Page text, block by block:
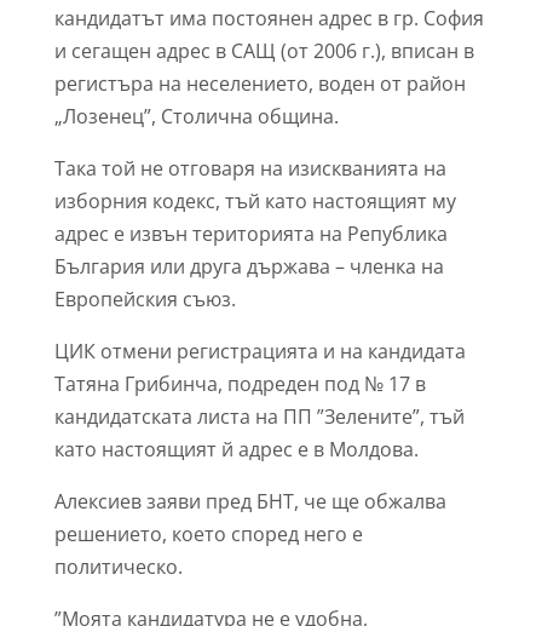
кандидатът има постоянен адрес в гр. София
и сегащен адрес в САЩ (от 2006 г.), вписан в
регистъра на неселението, воден от район
„Лозенец”, Столична община.
Така той не отговаря на изискванията на
изборния кодекс, тъй като настоящият му
адрес е извън територията на Република
България или друга държава – членка на
Европейския съюз.
ЦИК отмени регистрацията и на кандидата
Татяна Грибинча, подреден под № 17 в
кандидатската листа на ПП ”Зелените”, тъй
като настоящият й адрес е в Молдова.
Алексиев заяви пред БНТ, че ще обжалва
решението, което според него е
политическо.
”Моята кандидатура не е удобна,